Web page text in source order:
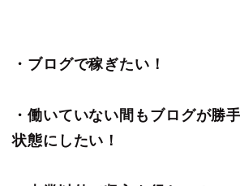
・ブログで稼ぎたい！
・働いていない間もブログが勝
状態にしたい！